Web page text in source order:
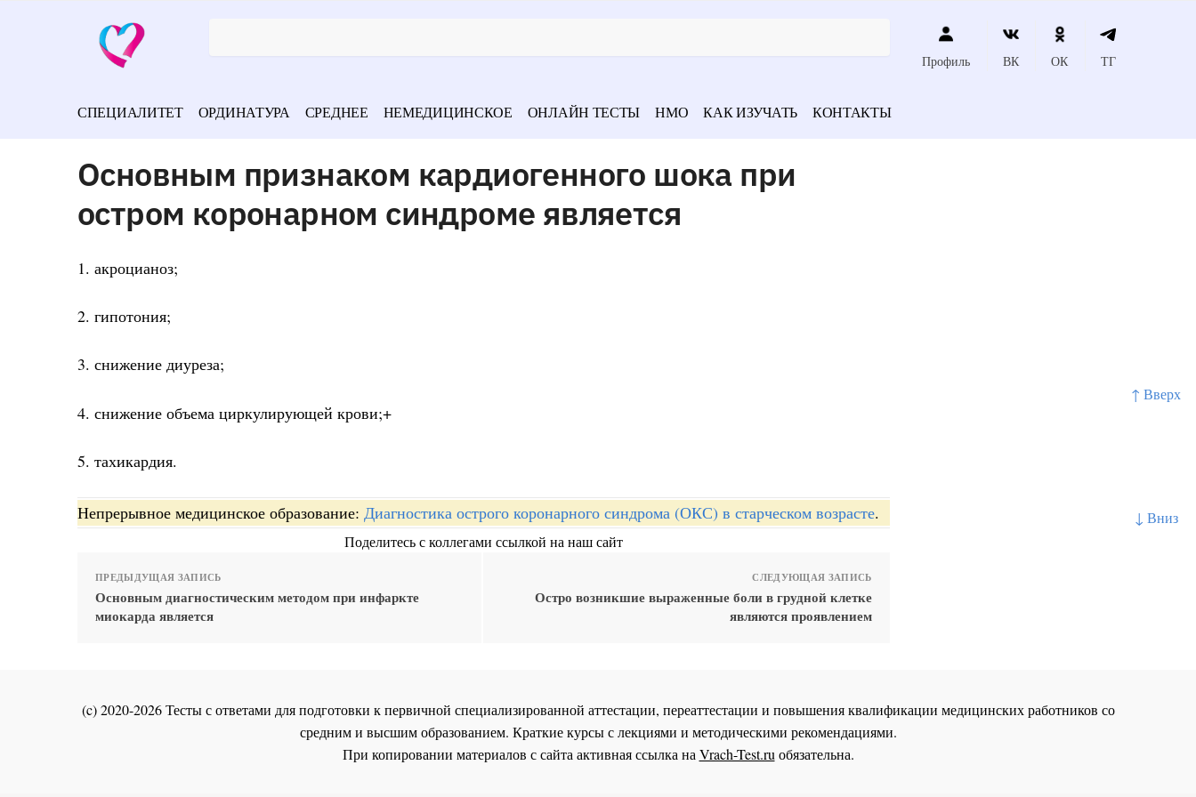
↑ Вверх
↓ Вниз
Профиль ВК ОК ТГ
СПЕЦИАЛИТЕТ ОРДИНАТУРА СРЕДНЕЕ НЕМЕДИЦИНСКОЕ ОНЛАЙН ТЕСТЫ НМО КАК ИЗУЧАТЬ КОНТАКТЫ
Основным признаком кардиогенного шока при
остром коронарном синдроме является
1. акроцианоз;
2. гипотония;
3. снижение диуреза;
4. снижение объема циркулирующей крови;+
5. тахикардия.
Непрерывное медицинское образование: Диагностика острого коронарного синдрома (ОКС) в старческом возрасте.
Поделитесь с коллегами ссылкой на наш сайт
ПРЕДЫДУЩАЯ ЗАПИСЬ
Основным диагностическим методом при инфаркте
миокарда является
СЛЕДУЮЩАЯ ЗАПИСЬ
Остро возникшие выраженные боли в грудной клетке
являются проявлением
(c) 2020-2026 Тесты с ответами для подготовки к первичной специализированной аттестации, переаттестации и повышения квалификации медицинских работников со
средним и высшим образованием. Краткие курсы с лекциями и методическими рекомендациями.
При копировании материалов с сайта активная ссылка на Vrach-Test.ru обязательна.